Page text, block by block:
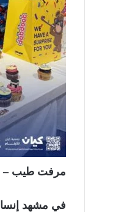
مرفت طيب –
في مشهد